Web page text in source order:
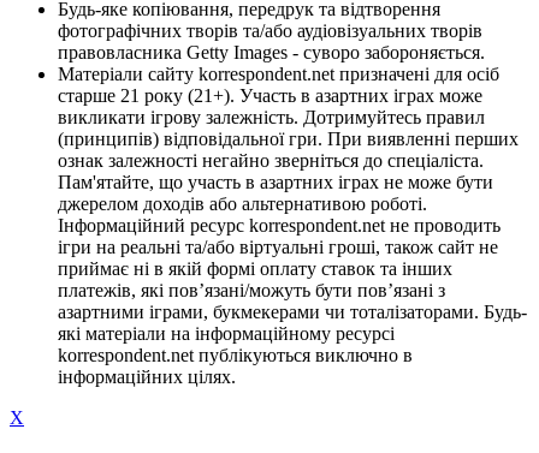
Будь-яке копіювання, передрук та відтворення
фотографічних творів та/або аудіовізуальних творів
правовласника Getty Images - суворо забороняється.
Матеріали сайту korrespondent.net призначені для осіб
старше 21 року (21+). Участь в азартних іграх може
викликати ігрову залежність. Дотримуйтесь правил
(принципів) відповідальної гри. При виявленні перших
ознак залежності негайно зверніться до спеціаліста.
Пам'ятайте, що участь в азартних іграх не може бути
джерелом доходів або альтернативою роботі.
Інформаційний ресурс korrespondent.net не проводить
ігри на реальні та/або віртуальні гроші, також сайт не
приймає ні в якій формі оплату ставок та інших
платежів, які пов’язані/можуть бути пов’язані з
азартними іграми, букмекерами чи тоталізаторами. Будь-
які матеріали на інформаційному ресурсі
korrespondent.net публікуються виключно в
інформаційних цілях.
X